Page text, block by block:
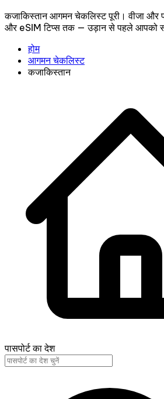
कजाकिस्तान आगमन चेकलिस्ट पूरी। वीजा और
और eSIM टिप्स तक — उड़ान से पहले आपको
होम
आगमन चेकलिस्ट
कजाकिस्तान
पासपोर्ट का देश